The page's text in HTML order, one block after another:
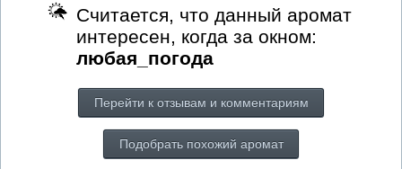
Считается, что данный аромат
интересен, когда за окном:
любая_погода
Перейти к отзывам и комментариям
Подобрать похожий аромат